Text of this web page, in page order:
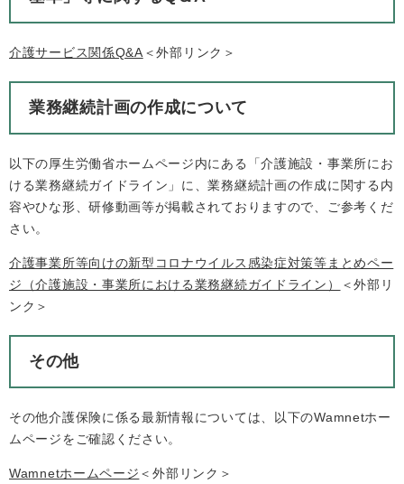
介護サービス関係Q&A ＜外部リンク＞
業務継続計画の作成について
以下の厚生労働省ホームページ内にある「介護施設・事業所にお
ける業務継続ガイドライン」に、業務継続計画の作成に関する内
容やひな形、研修動画等が掲載されておりますので、ご参考くだ
さい。
介護事業所等向けの新型コロナウイルス感染症対策等まとめペー
ジ（介護施設・事業所における業務継続ガイドライン）
＜外部リ
ンク＞
その他
その他介護保険に係る最新情報については、以下のWamnetホー
ムページをご確認ください。
Wamnetホームページ ＜外部リンク＞